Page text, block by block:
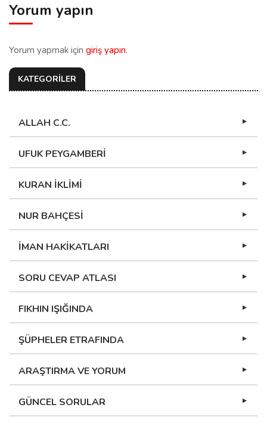
Yorum yapın
Yorum yapmak için giriş yapın.
KATEGORİLER
ALLAH C.C.
UFUK PEYGAMBERİ
KURAN İKLİMİ
NUR BAHÇESİ
İMAN HAKİKATLARI
SORU CEVAP ATLASI
FIKHIN IŞIĞINDA
ŞÜPHELER ETRAFINDA
ARAŞTIRMA VE YORUM
GÜNCEL SORULAR